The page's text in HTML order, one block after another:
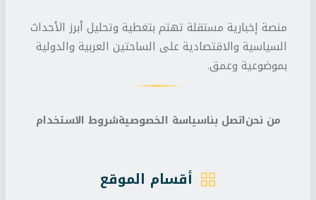
منصة إخبارية مستقلة تهتم بتغطية وتحليل أبرز الأحداث
السياسية والاقتصادية على الساحتين العربية والدولية
بموضوعية وعمق.
من نحناتصل بناسياسة الخصوصيةشروط الاستخدام
أقسام الموقع